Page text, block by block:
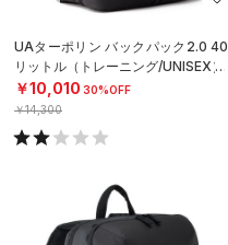
UAターポリン バックパック2.0 40
リットル（トレーニング/UNISEX）
￥10,010 30%OFF
￥14,300